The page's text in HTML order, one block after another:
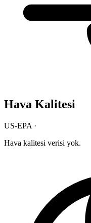
Hava Kalitesi
US-EPA ·
Hava kalitesi verisi yok.